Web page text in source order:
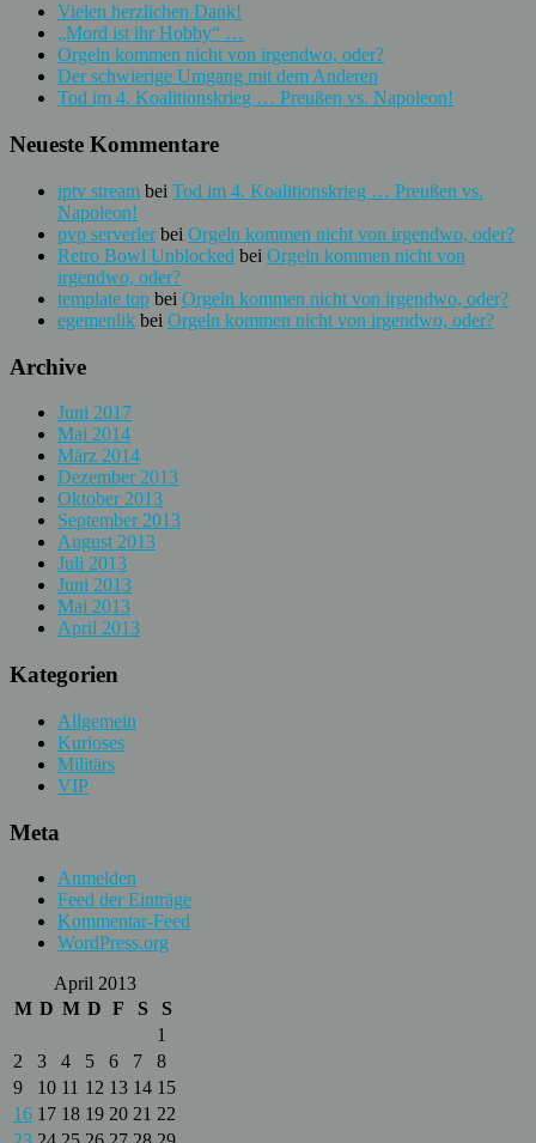
Vielen herzlichen Dank!
„Mord ist ihr Hobby“ …
Orgeln kommen nicht von irgendwo, oder?
Der schwierige Umgang mit dem Anderen
Tod im 4. Koalitionskrieg … Preußen vs. Napoleon!
Neueste Kommentare
iptv stream bei Tod im 4. Koalitionskrieg … Preußen vs.
Napoleon!
pvp serverlerbei Orgeln kommen nicht von irgendwo, oder?
Retro Bowl Unblocked bei Orgeln kommen nicht von
irgendwo, oder?
template top bei Orgeln kommen nicht von irgendwo, oder?
egemenlik bei Orgeln kommen nicht von irgendwo, oder?
Archive
Juni 2017
Mai 2014
März 2014
Dezember 2013
Oktober 2013
September 2013
August 2013
Juli 2013
Juni 2013
Mai 2013
April 2013
Kategorien
Allgemein
Kurioses
Militärs
VIP
Meta
Anmelden
Feed der Einträge
Kommentar-Feed
WordPress.org
April 2013
M D M D F S
S
1
2
3 4 5 6 7
8
9
10 11 12 13 14 15
16 17 18 19 20 21 22